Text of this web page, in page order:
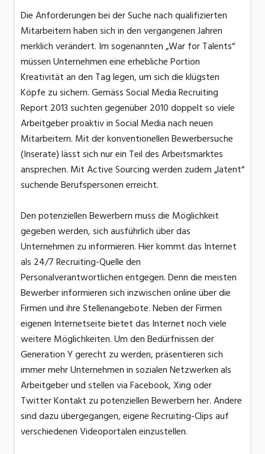
Die Anforderungen bei der Suche nach qualifizierten
Mitarbeitern haben sich in den vergangenen Jahren
merklich verändert. Im sogenannten „War for Talents“
müssen Unternehmen eine erhebliche Portion
Kreativität an den Tag legen, um sich die klügsten
Köpfe zu sichern. Gemäss Social Media Recruiting
Report 2013 suchten gegenüber 2010 doppelt so viele
Arbeitgeber proaktiv in Social Media nach neuen
Mitarbeitern. Mit der konventionellen Bewerbersuche
(Inserate) lässt sich nur ein Teil des Arbeitsmarktes
ansprechen. Mit Active Sourcing werden zudem „latent“
suchende Berufspersonen erreicht.
Den potenziellen Bewerbern muss die Möglichkeit
gegeben werden, sich ausführlich über das
Unternehmen zu informieren. Hier kommt das Internet
als 24/7 Recruiting-Quelle den
Personalverantwortlichen entgegen. Denn die meisten
Bewerber informieren sich inzwischen online über die
Firmen und ihre Stellenangebote. Neben der Firmen
eigenen Internetseite bietet das Internet noch viele
weitere Möglichkeiten. Um den Bedürfnissen der
Generation Y gerecht zu werden, präsentieren sich
immer mehr Unternehmen in sozialen Netzwerken als
Arbeitgeber und stellen via Facebook, Xing oder
Twitter Kontakt zu potenziellen Bewerbern her. Andere
sind dazu übergegangen, eigene Recruiting-Clips auf
verschiedenen Videoportalen einzustellen.